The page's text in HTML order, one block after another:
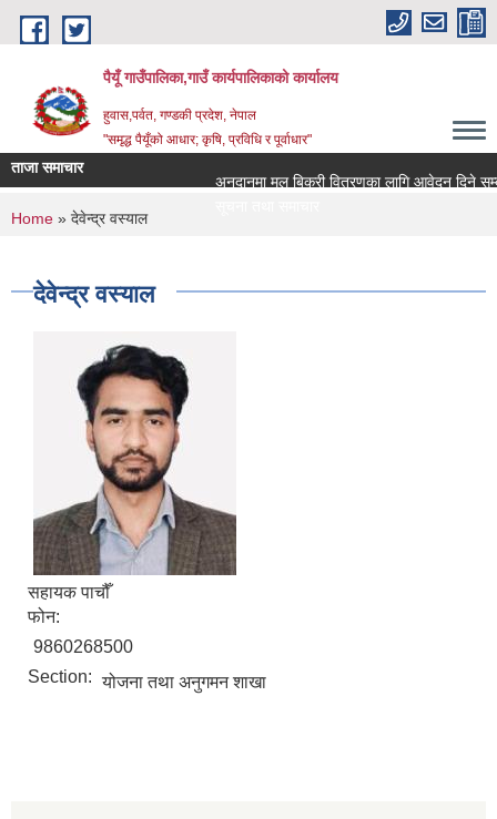
Skip to main content
पैयूँ गाउँपालिका,गाउँ कार्यपालिकाको कार्यालय
हुवास,पर्वत, गण्डकी प्रदेश, नेपाल
"समृद्ध पैयूँको आधार; कृषि, प्रविधि र पूर्वाधार"
ताजा समाचार
अनुदानमा मल बिक्री वितरणका लागि आवेदन दिने
You are here
Home » देवेन्द्र वस्याल
देवेन्द्र वस्याल
सहायक पाचौँ
फोन:
9860268500
Section: योजना तथा अनुगमन शाखा